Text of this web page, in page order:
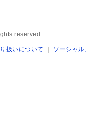
reserved.
扱いについて ｜ ソーシャ